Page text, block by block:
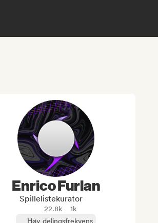
Enrico Furlan
Spillelistekurator
22.8k
1k
Høy delingsfrekvens